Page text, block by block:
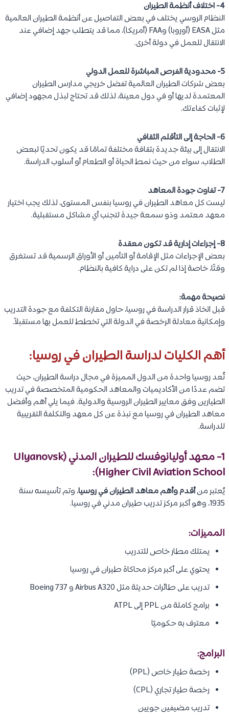
4- اختلاف أنظمة الطيران
النظام الروسي يختلف في بعض التفاصيل عن أنظمة الطيران العالمية
مثل EASA (أوروبا) وFAA (أمريكا)، مما قد يتطلب جهد إضافي عند
الانتقال للعمل في دولة أخرى.
5- محدودية الفرص المباشرة للعمل الدولي
بعض شركات الطيران العالمية تفضل خريجي مدارس الطيران
المعتمدة لديها أو في دول معينة، لذلك قد تحتاج لبذل مجهود إضافي
لإثبات كفاءتك.
6- الحاجة إلى التأقلم الثقافي
الانتقال إلى بيئة جديدة بثقافة مختلفة تمامًا قد يكون تحديًا لبعض
الطلاب، سواء من حيث نمط الحياة أو الطعام أو أسلوب الدراسة.
7- تفاوت جودة المعاهد
ليست كل معاهد الطيران في روسيا بنفس المستوى، لذلك يجب اختيار
معهد معتمد وذو سمعة جيدة لتجنب أي مشاكل مستقبلية.
8- إجراءات إدارية قد تكون معقدة
بعض الإجراءات مثل الإقامة أو التأمين أو الأوراق الرسمية قد تستغرق
وقتًا، خاصة إذا لم تكن على دراية كافية بالنظام.
نصيحة مهمة:
قبل اتخاذ قرار الدراسة في روسيا، حاول مقارنة التكلفة مع جودة التدريب
وإمكانية معادلة الرخصة في الدولة التي تخطط للعمل بها مستقبلاً.
أهم الكليات لدراسة الطيران في روسيا:
تُعد روسيا واحدة من الدول المميزة في مجال دراسة الطيران، حيث
تضم عددًا من الأكاديميات والمعاهد الحكومية المتخصصة في تدريب
الطيارين وفق معايير الطيران الروسية والدولية. فيما يلي أهم وأفضل
معاهد الطيران في روسيا مع نبذة عن كل معهد والتكلفة التقريبية
للدراسة.
1- معهد أوليانوفسك للطيران المدني (Ulyanovsk
Higher Civil Aviation School):
يُعتبر منأقدم وأهم معاهد الطيران في روسيا، وتم تأسيسه سنة
1935، وهو أكبر مركز تدريب طيران مدني في روسيا.
المميزات:
يمتلك مطار خاص للتدريب
يحتوي على أكبر مركز محاكاة طيران في روسيا
تدريب على طائرات حديثة مثل Airbus A320 و Boeing 737
برامج كاملة من PPL إلى ATPL
معترف به حكوميًا
البرامج:
رخصة طيار خاص (PPL)
رخصة طيار تجاري (CPL)
تدريب مضيفين جويين